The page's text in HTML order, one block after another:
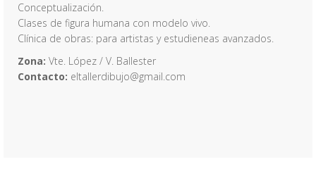
Conceptualización.
Clases de figura humana con modelo vivo.
Clínica de obras: para artistas y estudieneas avanzados.
Zona: Vte. López / V. Ballester
Contacto: eltallerdibujo@gmail.com